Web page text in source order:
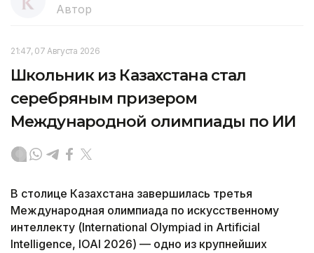
Автор
21:47, 07 Августа 2026
Школьник из Казахстана стал
серебряным призером
Международной олимпиады по ИИ
В столице Казахстана завершилась третья
Международная олимпиада по искусственному
интеллекту (International Olympiad in Artificial
Intelligence, IOAI 2026) — одно из крупнейших